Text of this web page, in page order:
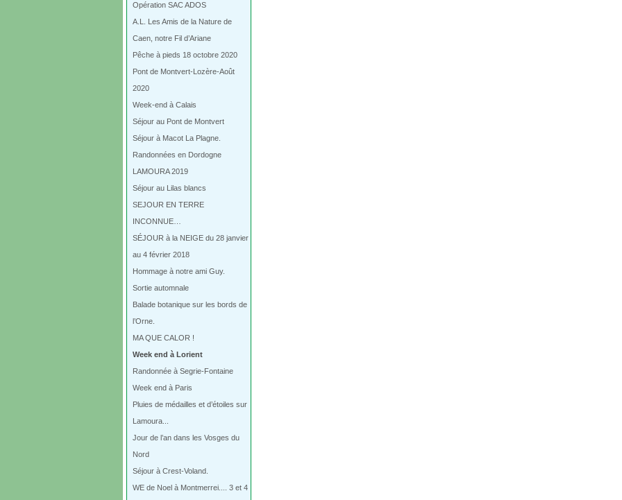
Opération SAC ADOS
A.L. Les Amis de la Nature de
Caen, notre Fil d’Ariane
Pêche à pieds 18 octobre 2020
Pont de Montvert-Lozère-Août
2020
Week-end à Calais
Séjour au Pont de Montvert
Séjour à Macot La Plagne.
Randonnées en Dordogne
LAMOURA 2019
Séjour au Lilas blancs
SEJOUR EN TERRE
INCONNUE…
SÉJOUR à la NEIGE du 28 janvier
au 4 février 2018
Hommage à notre ami Guy.
Sortie automnale
Balade botanique sur les bords de
l’Orne.
MA QUE CALOR !
Week end à Lorient
Randonnée à Segrie-Fontaine
Week end à Paris
Pluies de médailles et d’étoiles sur
Lamoura...
Jour de l’an dans les Vosges du
Nord
Séjour à Crest-Voland.
WE de Noel à Montmerrei.... 3 et 4